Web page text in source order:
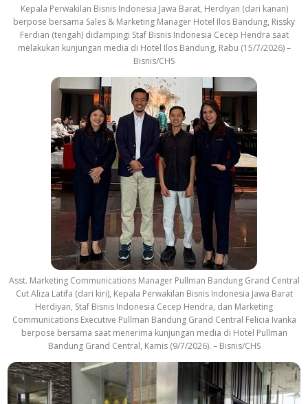
Kepala Perwakilan Bisnis Indonesia Jawa Barat, Herdiyan (dari kanan)
berpose bersama Sales & Marketing Manager Hotel Ilos Bandung, Rissky
Ferdian (tengah) didampingi Staf Bisnis Indonesia Cecep Hendra saat
melakukan kunjungan media di Hotel Ilos Bandung, Rabu (15/7/2026) –
Bisnis/CHS
Asst. Marketing Communications Manager Pullman Bandung Grand Central
Cut Aliza Latifa (dari kiri), Kepala Perwakilan Bisnis Indonesia Jawa Barat
Herdiyan, Staf Bisnis Indonesia Cecep Hendra, dan Marketing
Communications Executive Pullman Bandung Grand Central Felicia Ivanka
berpose bersama saat menerima kunjungan media di Hotel Pullman
Bandung Grand Central, Kamis (9/7/2026). – Bisnis/CHS